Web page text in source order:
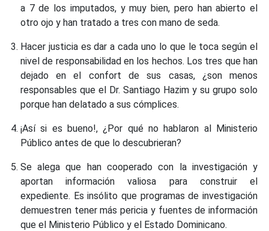
a 7 de los imputados, y muy bien, pero han abierto el
otro ojo y han tratado a tres con mano de seda.
Hacer justicia es dar a cada uno lo que le toca según el
nivel de responsabilidad en los hechos. Los tres que han
dejado en el confort de sus casas, ¿son menos
responsables que el Dr. Santiago Hazim y su grupo solo
porque han delatado a sus cómplices.
¡Así si es bueno!, ¿Por qué no hablaron al Ministerio
Público antes de que lo descubrieran?
Se alega que han cooperado con la investigación y
aportan información valiosa para construir el
expediente. Es insólito que programas de investigación
demuestren tener más pericia y fuentes de información
que el Ministerio Público y el Estado Dominicano.